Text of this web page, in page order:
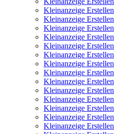
Kleinanzeige Erstellen
Kleinanzeige Erstellen
Kleinanzeige Erstellen
Kleinanzeige Erstellen
Kleinanzeige Erstellen
Kleinanzeige Erstellen
Kleinanzeige Erstellen
Kleinanzeige Erstellen
Kleinanzeige Erstellen
Kleinanzeige Erstellen
Kleinanzeige Erstellen
Kleinanzeige Erstellen
Kleinanzeige Erstellen
Kleinanzeige Erstellen